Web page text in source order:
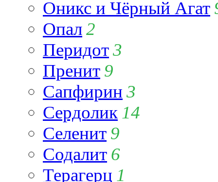
Оникс и Чёрный Агат
Опал2
Перидот3
Пренит 9
Сапфирин 3
Сердолик 14
Селенит 9
Содалит 6
Терагерц 1